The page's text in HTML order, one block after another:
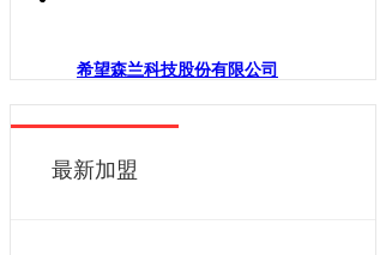
希望森兰科技股份有限公司
最新加盟